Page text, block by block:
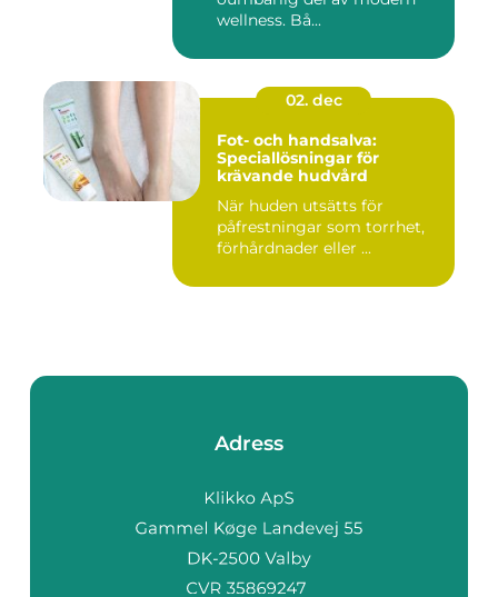
wellness. Bå...
02. dec
Fot- och handsalva:
Speciallösningar för
krävande hudvård
När huden utsätts för
påfrestningar som torrhet,
förhårdnader eller ...
Adress